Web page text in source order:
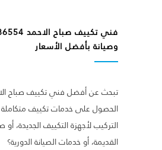
وصيانة بأفضل الأسعار
تبحث عن أفضل فني تكييف صباح
الحصول على خدمات تكييف
التركيب لأجهزة التكييف الجديدة، أو
القديمة، أو خدمات الصيانة الدورية؟